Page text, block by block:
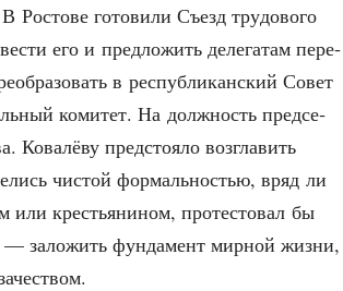
гото­ви­ли Съезд тру­до­во­го
его и пред­ло­жить деле­га­там пере­
в рес­пуб­ли­кан­ский Совет
коми­тет. На долж­ность пред­се­
Кова­лё­ву пред­сто­я­ло воз­гла­вить
чистой фор­маль­но­стью, вряд ли
или кре­стья­ни­ном, про­те­сто­вал бы
— зало­жить фун­да­мент мир­ной жиз­ни,